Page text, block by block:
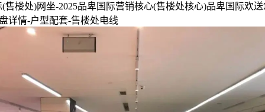
售楼处)网坐-2025品卑国际营销核心(售楼处核心)品卑国际欢
详情-户型配套-售楼处电线